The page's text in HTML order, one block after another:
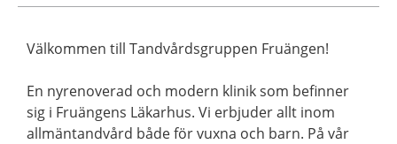
Välkommen till Tandvårdsgruppen Fruängen!
En nyrenoverad och modern klinik som befinner
sig i Fruängens Läkarhus. Vi erbjuder allt inom
allmäntandvård både för vuxna och barn. På vår